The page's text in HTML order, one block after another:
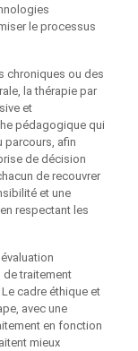
le processus
chroniques ou des
la thérapie par
et
pédagogique qui
parcours, afin
de décision
de recouvrer
et une
respectant les
de traitement
cadre éthique et
avec une
en fonction
mieux